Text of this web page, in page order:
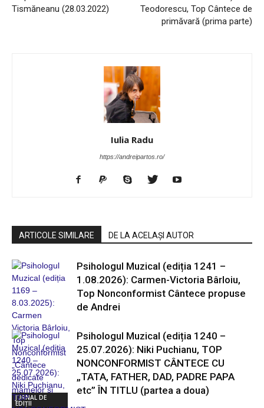
Tismăneanu (28.03.2022)
Teodorescu, Top Cântece de
primăvară (prima parte)
Iulia Radu
https://andreipartos.ro/
ARTICOLE SIMILARE DE LA ACELAȘI AUTOR
JURNAL DE
EDIȚII
Psihologul Muzical (ediția 1241 –
1.08.2026): Carmen-Victoria Bârloiu,
Top Nonconformist Cântece propuse
de Andrei
Psihologul Muzical (ediția 1240 –
25.07.2026): Niki Puchianu, TOP
NONCONFORMIST CÂNTECE CU
„TATA, FATHER, DAD, PADRE PAPA
etc” ÎN TITLU (partea a doua)